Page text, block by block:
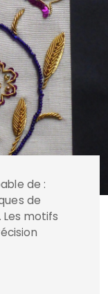
de :
de
Les motifs